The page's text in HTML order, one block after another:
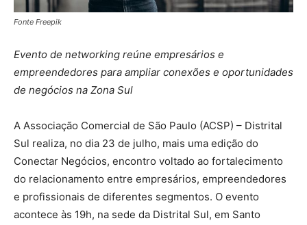
Fonte Freepik
Evento de networking reúne empresários e
empreendedores para ampliar conexões e oportunidades
de negócios na Zona Sul
A Associação Comercial de São Paulo (ACSP) – Distrital
Sul realiza, no dia 23 de julho, mais uma edição do
Conectar Negócios, encontro voltado ao fortalecimento
do relacionamento entre empresários, empreendedores
e profissionais de diferentes segmentos. O evento
acontece às 19h, na sede da Distrital Sul, em Santo